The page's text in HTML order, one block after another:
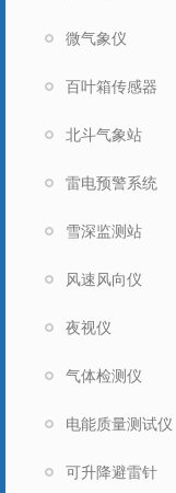
微气象仪
百叶箱传感器
北斗气象站
雷电预警系统
雪深监测站
风速风向仪
夜视仪
气体检测仪
电能质量测试仪
可升降避雷针